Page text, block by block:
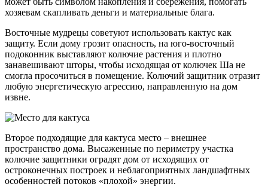
хозяевам скапливать деньги и материальные блага.
Восточные мудрецы советуют использовать кактус как
защиту. Если дому грозит опасность, на юго-восточный
подоконник выставляют колючие растения и плотно
занавешивают шторы, чтобы исходящая от колючек Ша не
смогла просочиться в помещение. Колючий защитник отразит
любую энергетическую агрессию, направленную на дом
извне.
Второе подходящие для кактуса место – внешнее
пространство дома. Высаженные по периметру участка
колючие защитники оградят дом от исходящих от
остроконечных построек и неблагоприятных ландшафтных
особенностей потоков «плохой» энергии.